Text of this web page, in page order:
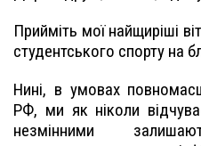
Прийміть мої найщиріші
студентського спорту на
Нині, в умовах
РФ, ми як ніколи
незмінними